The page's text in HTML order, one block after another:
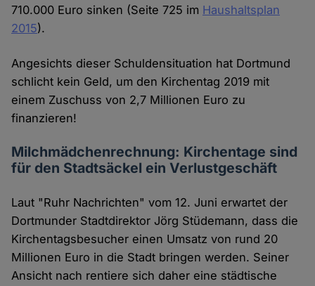
710.000 Euro sinken (Seite 725 im Haushaltsplan
2015).
Angesichts dieser Schuldensituation hat Dortmund
schlicht kein Geld, um den Kirchentag 2019 mit
einem Zuschuss von 2,7 Millionen Euro zu
finanzieren!
Milchmädchenrechnung: Kirchentage sind
für den Stadtsäckel ein Verlustgeschäft
Laut "Ruhr Nachrichten" vom 12. Juni erwartet der
Dortmunder Stadtdirektor Jörg Stüdemann, dass die
Kirchentagsbesucher einen Umsatz von rund 20
Millionen Euro in die Stadt bringen werden. Seiner
Ansicht nach rentiere sich daher eine städtische